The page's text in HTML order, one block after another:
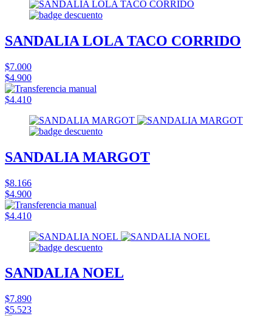
SANDALIA LOLA TACO CORRIDO
$7.000
$4.900
$4.410
SANDALIA MARGOT
$8.166
$4.900
$4.410
SANDALIA NOEL
$7.890
$5.523